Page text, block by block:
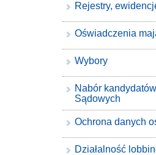
Rejestry,
Oświadczenia
Wybory
Nabór
Sądowych
Ochrona danych
Działalność